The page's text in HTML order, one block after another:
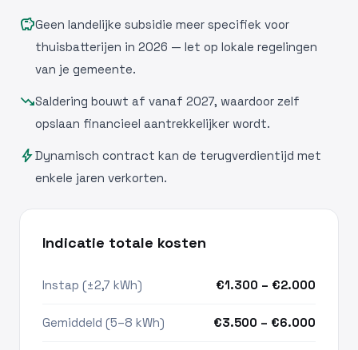
savingsGeen landelijke subsidie meer specifiek voor
thuisbatterijen in 2026 — let op lokale regelingen
van je gemeente.
trending_downSaldering bouwt af vanaf 2027, waardoor zelf
opslaan financieel aantrekkelijker wordt.
boltDynamisch contract kan de terugverdientijd met
enkele jaren verkorten.
Indicatie totale kosten
Instap (±2,7 kWh) €1.300 – €2.000
Gemiddeld (5–8 kWh) €3.500 – €6.000